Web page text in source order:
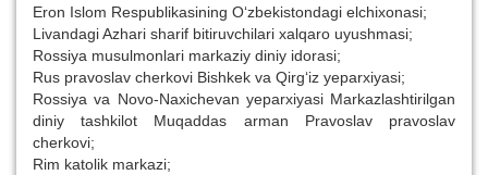
Eron Islom Respublikasining O‘zbekistondagi elchixonasi;
Livandagi Azhari sharif bitiruvchilari xalqaro uyushmasi;
Rossiya musulmonlari markaziy diniy idorasi;
Rus pravoslav cherkovi Bishkek va Qirg‘iz yeparxiyasi;
Rossiya va Novo-Naxichevan yeparxiyasi Markazlashtirilgan
diniy tashkilot Muqaddas arman Pravoslav pravoslav
cherkovi;
Rim katolik markazi;